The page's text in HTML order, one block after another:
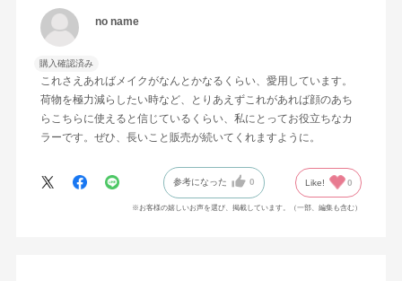
no name
購入確認済み
これさえあればメイクがなんとかなるくらい、愛用しています。
荷物を極力減らしたい時など、とりあえずこれがあれば顔のあち
らこちらに使えると信じているくらい、私にとってお役立ちなカ
ラーです。ぜひ、長いこと販売が続いてくれますように。
参考になった 0 Like! 0
※お客様の嬉しいお声を選び、掲載しています。（一部、編集も含む）